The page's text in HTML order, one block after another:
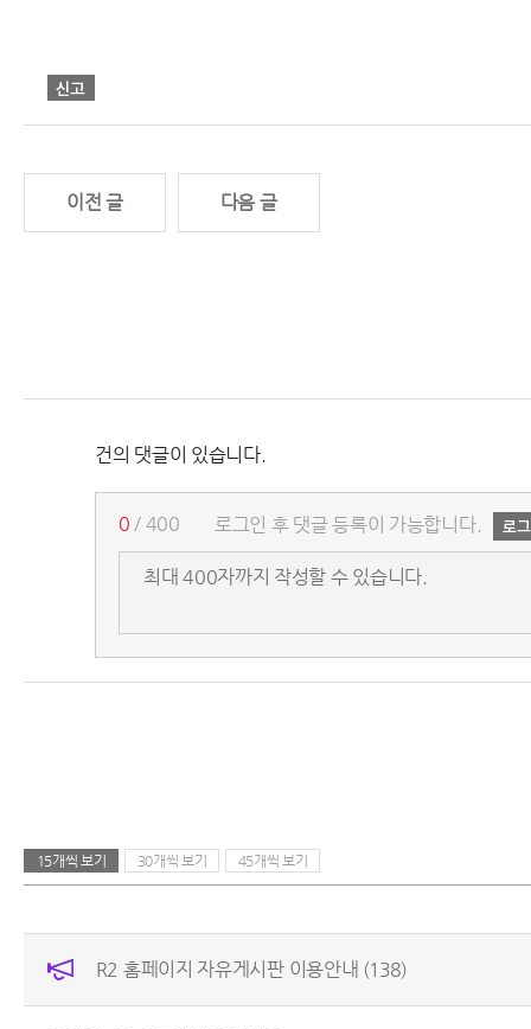
이전 글 다음 글
건의 댓글이 있습니다.
로그인 후 댓글 등록이 가능합니다.
0 / 400
15개씩 보기 30개씩 보기 45개씩 보기
R2 홈페이지 자유게시판 이용안내 (138)